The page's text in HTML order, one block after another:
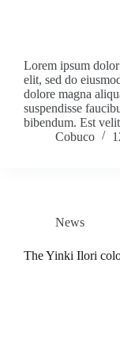
Lorem ipsum
elit, sed do
dolore magna
suspendisse
bibendum. Est
Cobuco
News
The Yinki Ilori